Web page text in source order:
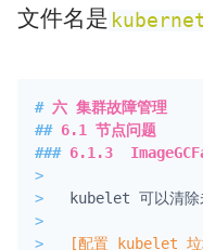
文件名是
# 六 集群故障管理
## 6.1 节点问题
### 6.1.3
>
>
>
>
[配置 kubelet 垃